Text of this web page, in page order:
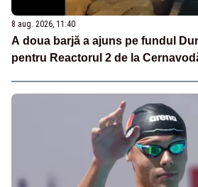
8 aug. 2026, 11:40
A doua barjă a ajuns pe fundul
pentru Reactorul 2 de la